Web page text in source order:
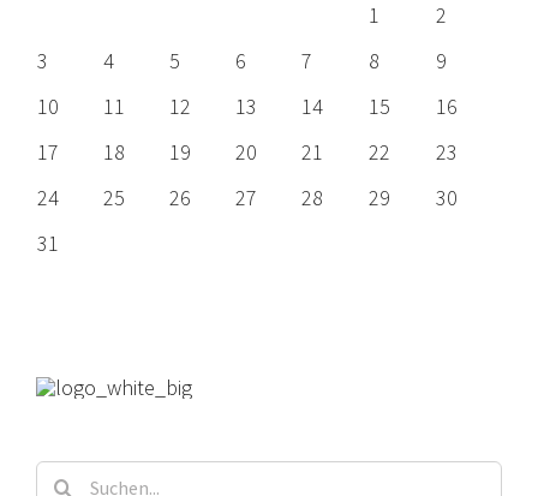
1
2
3
4 5 6 7 8
9
10
11 12 13 14 15
16
17
18 19 20 21 22
23
24
25 26 27 28 29
30
31
Suche